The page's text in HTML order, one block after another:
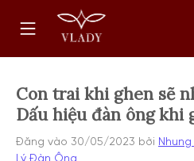
dung
Trang
chủ
Con trai khi ghen sẽ
Dấu hiệu đàn ông khi
Đăng vào 30/05/2023 bởi
Lý Đàn Ông